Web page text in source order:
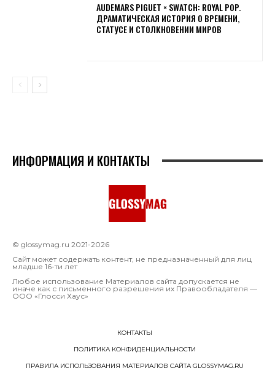
AUDEMARS PIGUET × SWATCH: ROYAL POP.
ДРАМАТИЧЕСКАЯ ИСТОРИЯ О ВРЕМЕНИ,
СТАТУСЕ И СТОЛКНОВЕНИИ МИРОВ
ИНФОРМАЦИЯ И КОНТАКТЫ
© glossymag.ru 2021-2026
Сайт может содержать контент, не предназначенный для лиц
младше 16-ти лет
Любое использование Материалов сайта допускается не
иначе как с письменного разрешения их Правообладателя —
OOO «Глосси Хаус»
КОНТАКТЫ
ПОЛИТИКА КОНФИДЕНЦИАЛЬНОСТИ
ПРАВИЛА ИСПОЛЬЗОВАНИЯ МАТЕРИАЛОВ САЙТА GLOSSYMAG.RU